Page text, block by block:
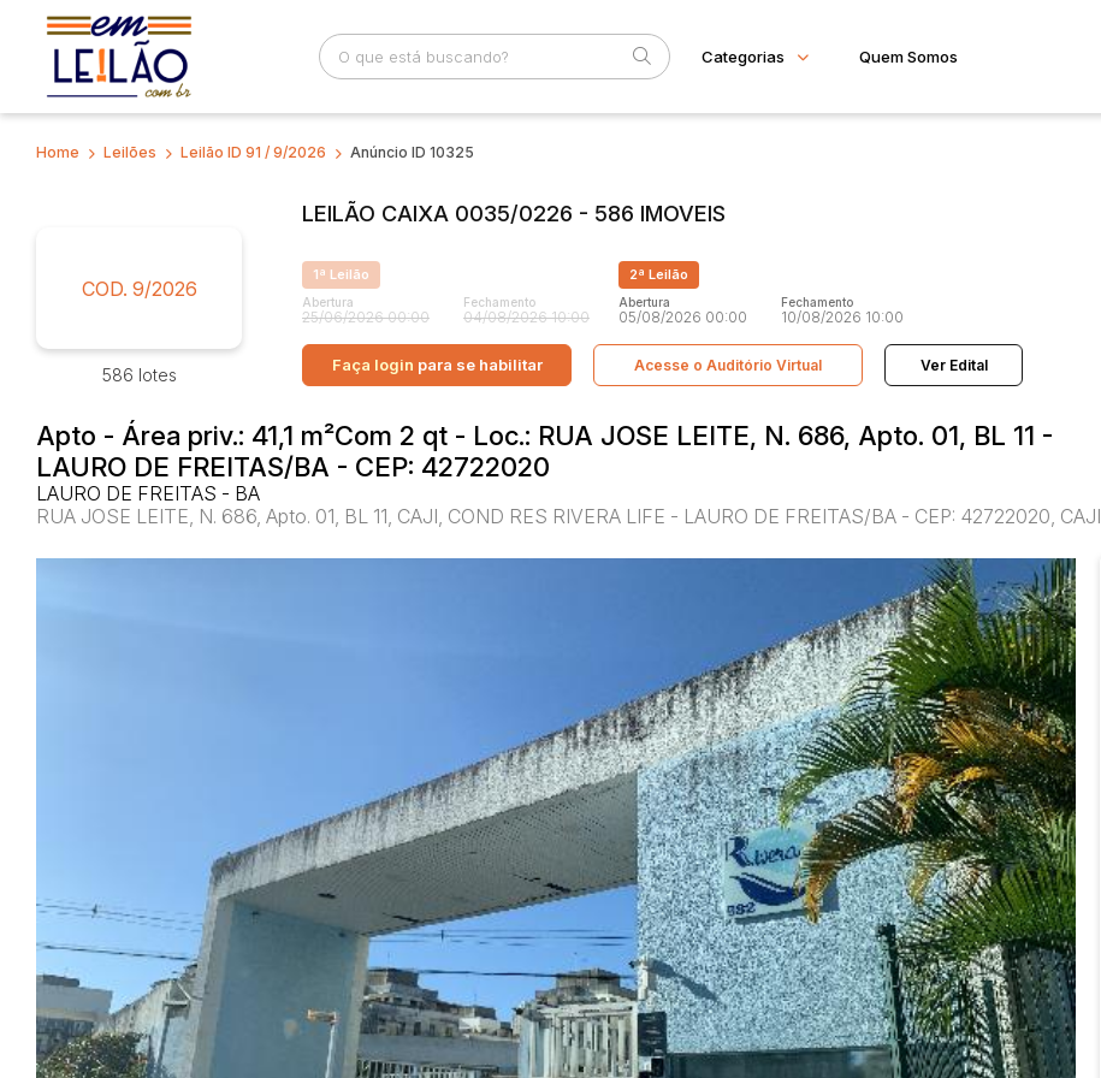
Busca por palavra-chave Categoria
Categorias
Comercial
Imovel rural
Sala
Terreno
Quem Somos
Home Leilões Leilão ID 91 / 9/2026 Anúncio ID 10325
COD. 9/2026
586 lotes
LEILÃO CAIXA 0035/0226 - 586 IMOVEIS
1ª Leilão
Abertura
25/06/2026 00:00
Fechamento
04/08/2026 10:00
2ª Leilão
Abertura
05/08/2026 00:00
Fechamento
10/08/2026 10:00
Faça login para se habilitar Acesse o Auditório Virtual Ver Edital
Apto - Área priv.: 41,1 m²Com 2 qt - Loc.: RUA JOSE LEITE, N. 686, Apto. 01, BL 11 -
LAURO DE FREITAS/BA - CEP: 42722020
LAURO DE FREITAS - BA
RUA JOSE LEITE, N. 686, Apto. 01, BL 11, CAJI, COND RES RIVERA LIFE - LAURO DE FREITAS/BA - CEP: 42722020, CAJI